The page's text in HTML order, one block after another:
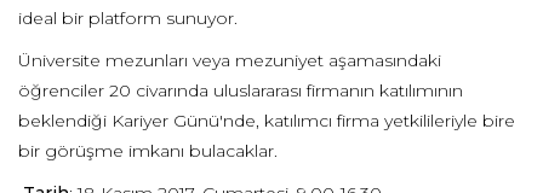
ideal bir platform sunuyor.
Üniversite mezunları veya mezuniyet aşamasındaki
öğrenciler 20 civarında uluslararası firmanın katılımının
beklendiği Kariyer Günü'nde, katılımcı firma yetkilileriyle bire
bir görüşme imkanı bulacaklar.